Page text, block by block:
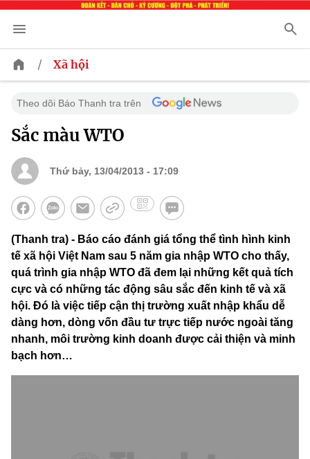
/ Xã hội
Theo dõi Báo Thanh tra trên
Sắc màu WTO
Thứ bảy, 13/04/2013 - 17:09
(Thanh tra) - Báo cáo đánh giá tổng thể tình hình kinh
tế xã hội Việt Nam sau 5 năm gia nhập WTO cho thấy,
quá trình gia nhập WTO đã đem lại những kết quả tích
cực và có những tác động sâu sắc đến kinh tế và xã
hội. Đó là việc tiếp cận thị trường xuất nhập khẩu dễ
dàng hơn, dòng vốn đầu tư trực tiếp nước ngoài tăng
nhanh, môi trường kinh doanh được cải thiện và minh
bạch hơn…